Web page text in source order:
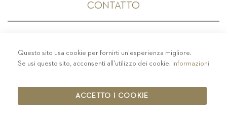
CONTATTO
PRIVACY-COLOPHON - COOKIE POLICY
CODICE ETICO
IT00126670215
Questo sito usa cookie per fornirti un'esperienza migliore.
Se usi questo sito, acconsenti all'utilizzo dei cookie. Informazioni
ACCETTO I COOKIE